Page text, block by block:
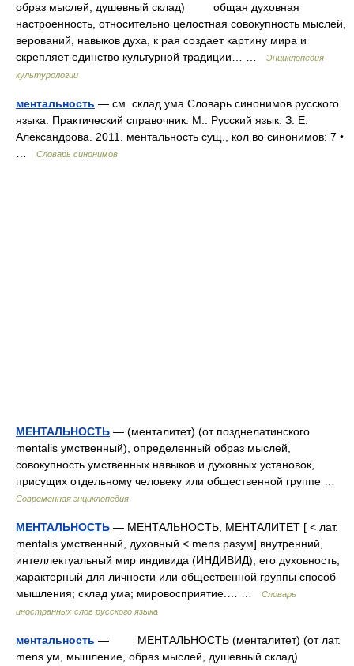
образ мыслей, душевный склад) общая духовная
настроенность, относительно целостная совокупность мыслей,
верований, навыков духа, к рая создает картину мира и
скрепляет единство культурной традиции… …
Энциклопедия
культурологии
ментальность — см. склад ума Словарь синонимов русского
языка. Практический справочник. М.: Русский язык. З. Е.
Александрова. 2011. ментальность сущ., кол во синонимов: 7 •
Словарь синонимов
МЕНТАЛЬНОСТЬ — (менталитет) (от позднелатинского
mentalis умственный), определенный образ мыслей,
совокупность умственных навыков и духовных установок,
присущих отдельному человеку или общественной группе …
Современная энциклопедия
МЕНТАЛЬНОСТЬ — МЕНТАЛЬНОСТЬ, МЕНТАЛИТЕТ [ < лат.
mentalis умственный, духовный < mens разум] внутренний,
интеллектуальный мир индивида (ИНДИВИД), его духовность;
характерный для личности или общественной группы способ
мышления; склад ума; мировосприятие.… …
Словарь
иностранных слов русского языка
ментальность — МЕНТАЛЬНОСТЬ (менталитет) (от лат.
mens ум, мышление, образ мыслей, душевный склад)